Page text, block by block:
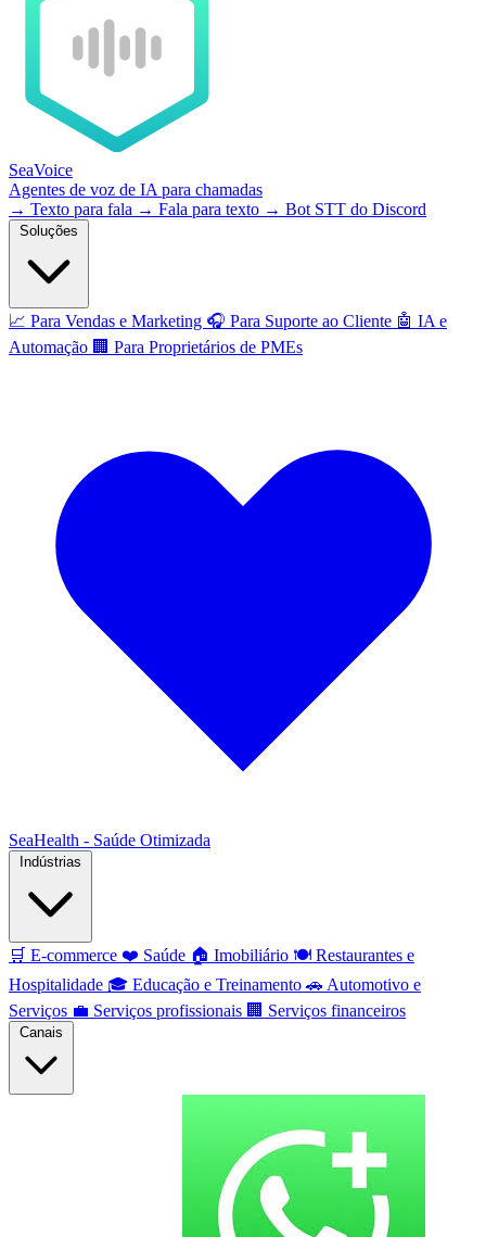
SeaVoice
Agentes de voz de IA para chamadas
→ Texto para fala → Fala para texto → Bot STT do Discord
📈 Para Vendas e Marketing 🎧 Para Suporte ao Cliente 🤖 IA e
Automação 🏢 Para Proprietários de PMEs
SeaHealth - Saúde Otimizada
🛒 E-commerce ❤️ Saúde 🏠 Imobiliário 🍽️ Restaurantes e
Hospitalidade 🎓 Educação e Treinamento 🚗 Automotivo e
Serviços 💼 Serviços profissionais 🏢 Serviços financeiros